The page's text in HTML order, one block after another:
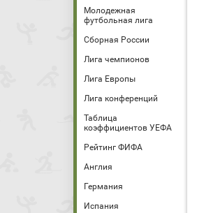
Молодежная
футбольная лига
Сборная России
Лига чемпионов
Лига Европы
Лига конференций
Таблица
коэффициентов УЕФА
Рейтинг ФИФА
Англия
Германия
Испания